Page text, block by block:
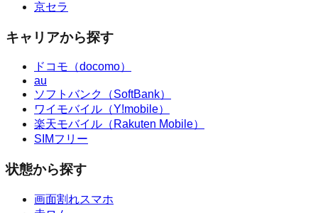
京セラ
キャリアから探す
ドコモ（docomo）
au
ソフトバンク（SoftBank）
ワイモバイル（Y!mobile）
楽天モバイル（Rakuten Mobile）
SIMフリー
状態から探す
画面割れスマホ